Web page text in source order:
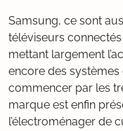
Samsung, ce sont
téléviseurs
mettant largement
encore des systèmes
commencer par les
marque est enfin
l’électroménager de